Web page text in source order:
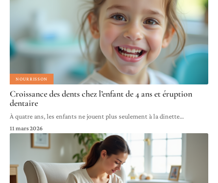
NOURRISSON
Croissance des dents chez l’enfant de 4 ans et éruption
dentaire
À quatre ans, les enfants ne jouent plus seulement à la dinette…
11 mars 2026